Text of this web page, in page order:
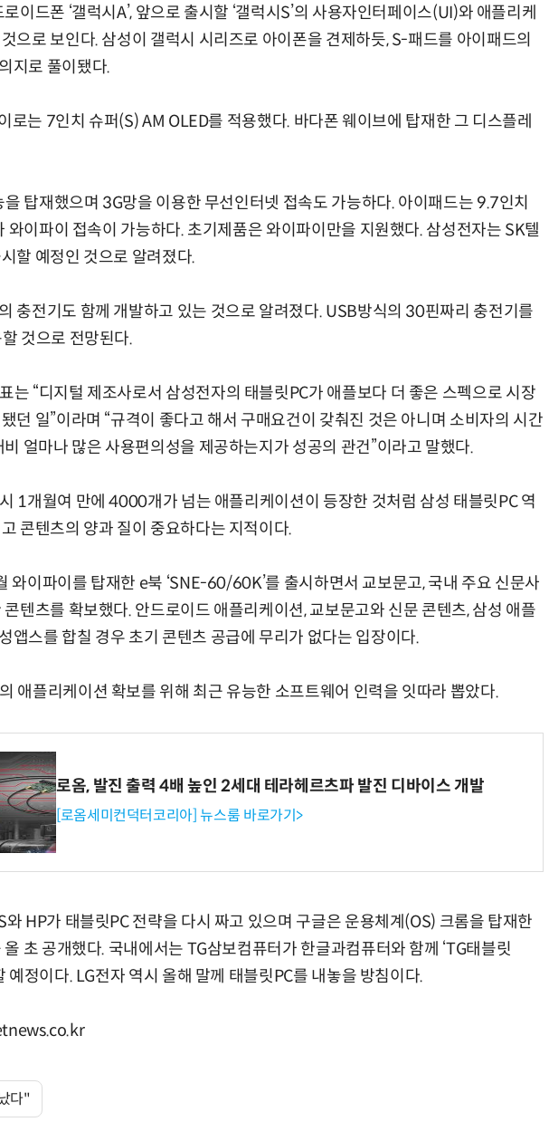
이드폰 ‘갤럭시A’, 앞으로 출시할 ‘갤럭시S’의 사용자인터페이스(UI)와 애플리케
으로 보인다. 삼성이 갤럭시 시리즈로 아이폰을 견제하듯, S-패드를 아이패드의
지로 풀이됐다.
는 7인치 슈퍼(S) AM OLED를 적용했다. 바다폰 웨이브에 탑재한 그 디스플레
탑재했으며 3G망을 이용한 무선인터넷 접속도 가능하다. 아이패드는 9.7인치
와이파이 접속이 가능하다. 초기제품은 와이파이만을 지원했다. 삼성전자는 SK텔
할 예정인 것으로 알려졌다.
충전기도 함께 개발하고 있는 것으로 알려졌다. USB방식의 30핀짜리 충전기를
것으로 전망된다.
는 “디지털 제조사로서 삼성전자의 태블릿PC가 애플보다 더 좋은 스펙으로 시장
던 일”이라며 “규격이 좋다고 해서 구매요건이 갖춰진 것은 아니며 소비자의 시간
얼마나 많은 사용편의성을 제공하는지가 성공의 관건”이라고 말했다.
1개월여 만에 4000개가 넘는 애플리케이션이 등장한 것처럼 삼성 태블릿PC 역
콘텐츠의 양과 질이 중요하다는 지적이다.
이파이를 탑재한 e북 ‘SNE-60/60K’를 출시하면서 교보문고, 국내 주요 신문사
텐츠를 확보했다. 안드로이드 애플리케이션, 교보문고와 신문 콘텐츠, 삼성 애플
앱스를 합칠 경우 초기 콘텐츠 공급에 무리가 없다는 입장이다.
애플리케이션 확보를 위해 최근 유능한 소프트웨어 인력을 잇따라 뽑았다.
로옴, 발진 출력 4배 높인 2세대 테라헤르츠파 발진 디바이스 개발
[로옴세미컨덕터코리아] 뉴스룸 바로가기>
HP가 태블릿PC 전략을 다시 짜고 있으며 구글은 운용체계(OS) 크롬을 탑재한
올 초 공개했다. 국내에서는 TG삼보컴퓨터가 한글과컴퓨터와 함께 ‘TG태블릿
예정이다. LG전자 역시 올해 말께 태블릿PC를 내놓을 방침이다.
다"
현업에서 바로 쓰는 "하네스 엔지니어링" 실습 교육